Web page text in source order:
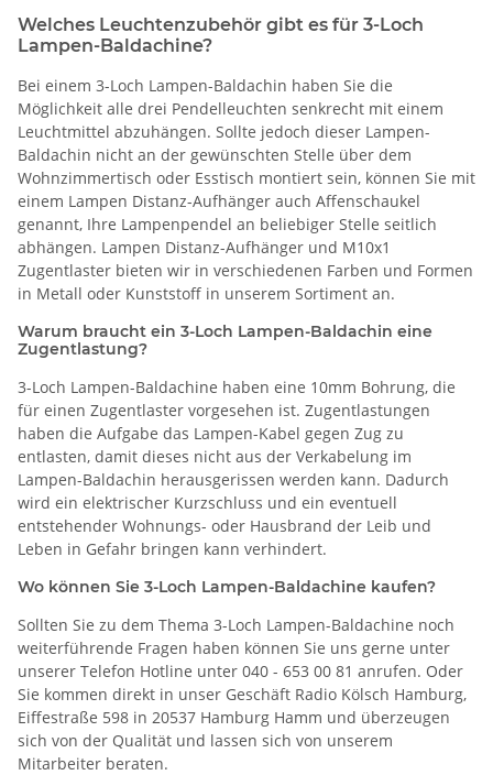
Welches Leuchtenzubehör gibt es für 3-Loch
Lampen-Baldachine?
Bei einem 3-Loch Lampen-Baldachin haben Sie die
Möglichkeit alle drei Pendelleuchten senkrecht mit einem
Leuchtmittel abzuhängen. Sollte jedoch dieser Lampen-
Baldachin nicht an der gewünschten Stelle über dem
Wohnzimmertisch oder Esstisch montiert sein, können Sie mit
einem Lampen Distanz-Aufhänger auch Affenschaukel
genannt, Ihre Lampenpendel an beliebiger Stelle seitlich
abhängen. Lampen Distanz-Aufhänger und M10x1
Zugentlaster bieten wir in verschiedenen Farben und Formen
in Metall oder Kunststoff in unserem Sortiment an.
Warum braucht ein 3-Loch Lampen-Baldachin eine
Zugentlastung?
3-Loch Lampen-Baldachine haben eine 10mm Bohrung, die
für einen Zugentlaster vorgesehen ist. Zugentlastungen
haben die Aufgabe das Lampen-Kabel gegen Zug zu
entlasten, damit dieses nicht aus der Verkabelung im
Lampen-Baldachin herausgerissen werden kann. Dadurch
wird ein elektrischer Kurzschluss und ein eventuell
entstehender Wohnungs- oder Hausbrand der Leib und
Leben in Gefahr bringen kann verhindert.
Wo können Sie 3-Loch Lampen-Baldachine kaufen?
Sollten Sie zu dem Thema 3-Loch Lampen-Baldachine noch
weiterführende Fragen haben können Sie uns gerne unter
unserer Telefon Hotline unter 040 - 653 00 81 anrufen. Oder
Sie kommen direkt in unser Geschäft Radio Kölsch Hamburg,
Eiffestraße 598 in 20537 Hamburg Hamm und überzeugen
sich von der Qualität und lassen sich von unserem
Mitarbeiter beraten.